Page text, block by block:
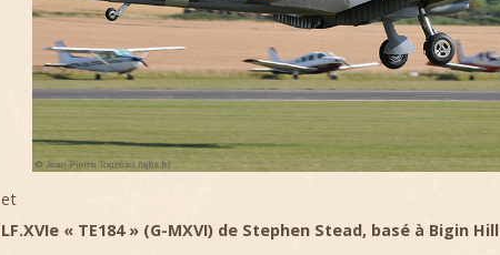
et
LF.XVIe « TE184 » (G-MXVI) de Stephen Stead, basé à Bigin Hill